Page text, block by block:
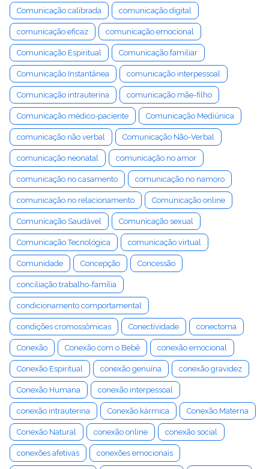
Comunicação calibrada comunicação digital
comunicação eficaz comunicação emocional
Comunicação Espiritual Comunicação familiar
Comunicação Instantânea comunicação interpessoal
Comunicação intrauterina comunicação mãe-filho
Comunicação médico-paciente Comunicação Mediúnica
comunicação não verbal Comunicação Não-Verbal
comunicação neonatal comunicação no amor
comunicação no casamento comunicação no namoro
comunicação no relacionamento Comunicação online
Comunicação Saudável Comunicação sexual
Comunicação Tecnológica comunicação virtual
Comunidade Concepção Concessão
conciliação trabalho-família
condicionamento comportamental
condições cromossômicas Conectividade conectoma
Conexão Conexão com o Bebê conexão emocional
Conexão Espiritual conexão genuína conexão gravidez
Conexão Humana conexão interpessoal
conexão intrauterina Conexão kármica Conexão Materna
Conexão Natural conexão online conexão social
conexões afetivas conexões emocionais